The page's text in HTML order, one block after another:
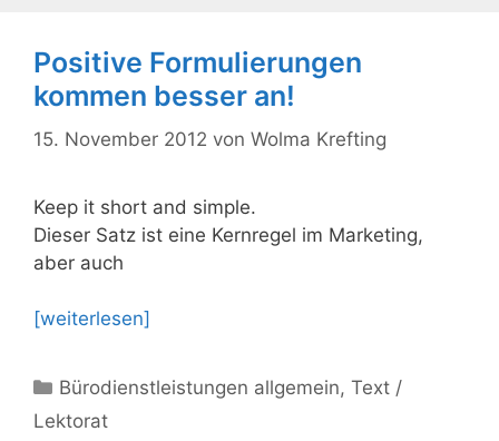
Positive Formulierungen
kommen besser an!
15. November 2012 von Wolma Krefting
Keep it short and simple.
Dieser Satz ist eine Kernregel im Marketing,
aber auch
[weiterlesen]
Kategorien
Bürodienstleistungen allgemein,Text /
Lektorat